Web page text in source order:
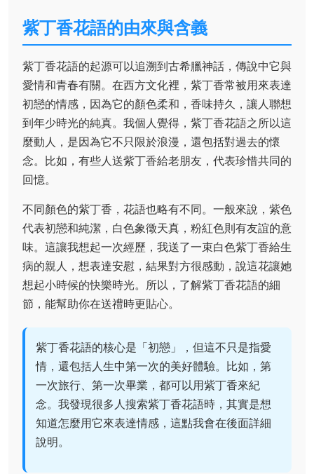
紫丁香花語的由來與含義
紫丁香花語的起源可以追溯到古希臘神話，傳說中它與
愛情和青春有關。在西方文化裡，紫丁香常被用來表達
初戀的情感，因為它的顏色柔和，香味持久，讓人聯想
到年少時光的純真。我個人覺得，紫丁香花語之所以這
麼動人，是因為它不只限於浪漫，還包括對過去的懷
念。比如，有些人送紫丁香給老朋友，代表珍惜共同的
回憶。
不同顏色的紫丁香，花語也略有不同。一般來說，紫色
代表初戀和純潔，白色象徵天真，粉紅色則有友誼的意
味。這讓我想起一次經歷，我送了一束白色紫丁香給生
病的親人，想表達安慰，結果對方很感動，說這花讓她
想起小時候的快樂時光。所以，了解紫丁香花語的細
節，能幫助你在送禮時更貼心。
紫丁香花語的核心是「初戀」，但這不只是指愛
情，還包括人生中第一次的美好體驗。比如，第
一次旅行、第一次畢業，都可以用紫丁香來紀
念。我發現很多人搜索紫丁香花語時，其實是想
知道怎麼用它來表達情感，這點我會在後面詳細
說明。